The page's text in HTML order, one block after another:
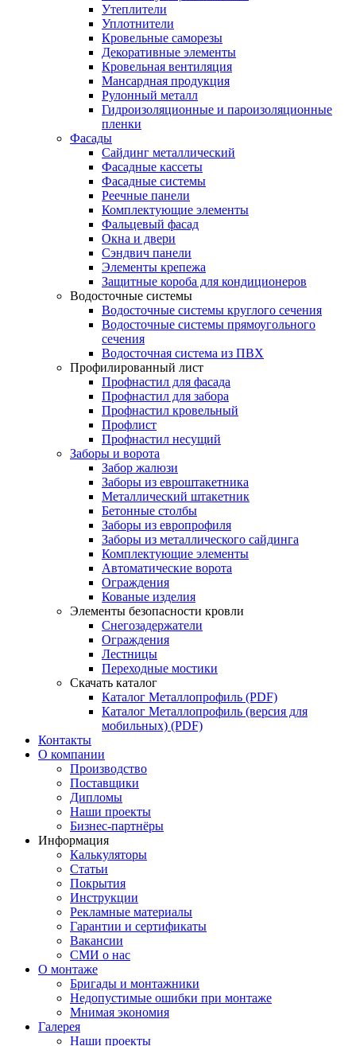
Утеплители
Уплотнители
Кровельные саморезы
Декоративные элементы
Кровельная вентиляция
Мансардная продукция
Рулонный металл
Гидроизоляционные и пароизоляционные
пленки
Фасады
Сайдинг металлический
Фасадные кассеты
Фасадные системы
Реечные панели
Комплектующие элементы
Фальцевый фасад
Окна и двери
Сэндвич панели
Элементы крепежа
Защитные короба для кондиционеров
Водосточные системы
Водосточные системы круглого сечения
Водосточные системы прямоугольного
сечения
Водосточная система из ПВХ
Профилированный лист
Профнастил для фасада
Профнастил для забора
Профнастил кровельный
Профлист
Профнастил несущий
Заборы и ворота
Забор жалюзи
Заборы из евроштакетника
Металлический штакетник
Бетонные столбы
Заборы из европрофиля
Заборы из металлического сайдинга
Комплектующие элементы
Автоматические ворота
Ограждения
Кованые изделия
Элементы безопасности кровли
Снегозадержатели
Ограждения
Лестницы
Переходные мостики
Скачать каталог
Каталог Металлопрофиль (PDF)
Каталог Металлопрофиль (версия для
мобильных) (PDF)
Контакты
О компании
Производство
Поставщики
Дипломы
Наши проекты
Бизнес-партнёры
Информация
Калькуляторы
Статьи
Покрытия
Инструкции
Рекламные материалы
Гарантии и сертификаты
Вакансии
СМИ о нас
О монтаже
Бригады и монтажники
Недопустимые ошибки при монтаже
Мнимая экономия
Галерея
Наши проекты